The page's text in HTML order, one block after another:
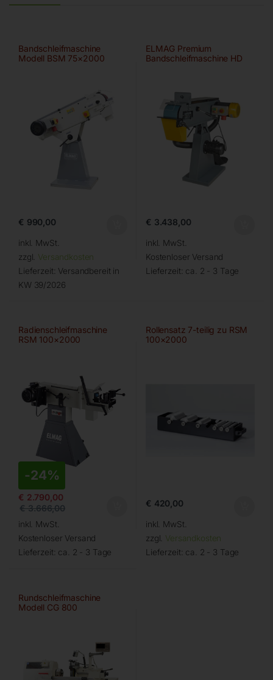
Bandschleifmaschine
Modell BSM 75×2000
€ 990,00
inkl. MwSt.
zzgl. Versandkosten
Lieferzeit: Versandbereit in
KW 39/2026
ELMAG Premium
Bandschleifmaschine HD
€ 3.438,00
inkl. MwSt.
Kostenloser Versand
Lieferzeit: ca. 2 - 3 Tage
Radienschleifmaschine
RSM 100×2000
-24%
€ 2.790,00
€3.666,00
inkl. MwSt.
Kostenloser Versand
Lieferzeit: ca. 2 - 3 Tage
Rollensatz 7-teilig zu RSM
100×2000
€ 420,00
inkl. MwSt.
zzgl. Versandkosten
Lieferzeit: ca. 2 - 3 Tage
Rundschleifmaschine
Modell CG 800